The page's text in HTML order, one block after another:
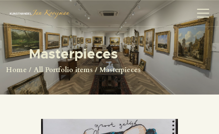
Masterpieces
Home All Portfolio items Masterpieces
HOME
SCHILDERS
COLLECTIE
HERMAN BROOD